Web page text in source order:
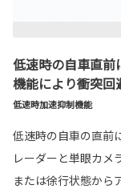
低速時の自車直前
機能により衝突回
低速時加速抑制機能
低速時の自車の直前
レーダーと単眼カメ
または徐行状態から